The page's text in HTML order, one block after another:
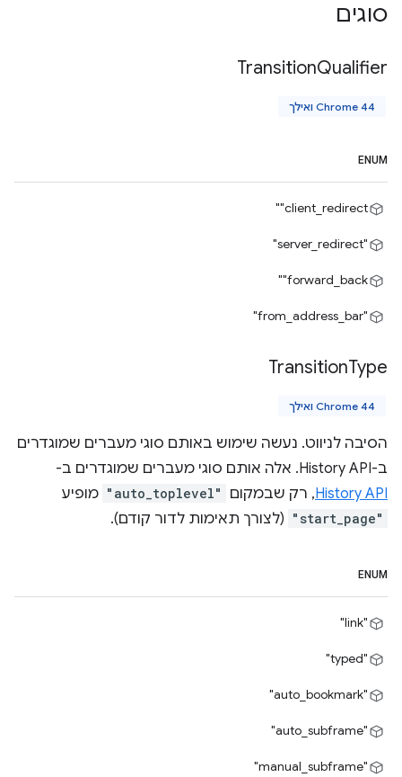
סוגים
TransitionQualifier
Chrome 44 ואילך
ENUM
‎"client_redirect"
"server_redirect"
‎"forward_back"
"from_address_bar"
TransitionType
Chrome 44 ואילך
הסיבה לניווט. נעשה שימוש באותם סוגי מעברים שמוגדרים
ב-History API. אלה אותם סוגי מעברים שמוגדרים ב-
History API, רק שבמקום "auto_toplevel" מופיע
"start_page" (לצורך תאימות לדור קודם).
ENUM
"link"
"typed"
"auto_bookmark"
"auto_subframe"
"manual_subframe"